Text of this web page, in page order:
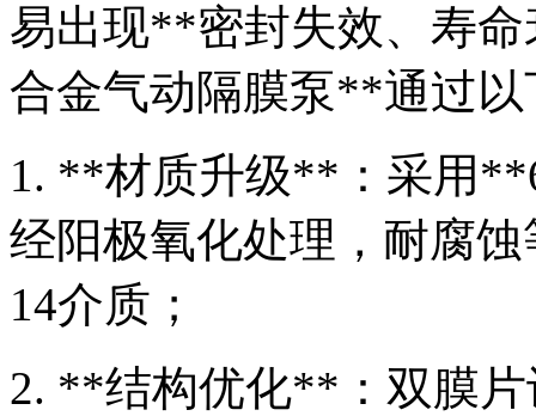
易出现**密封失效、寿
合金气动隔膜泵**通过
1. **材质升级**：采用
经阳极氧化处理，耐腐
14介质；
2. **结构优化**：双膜片